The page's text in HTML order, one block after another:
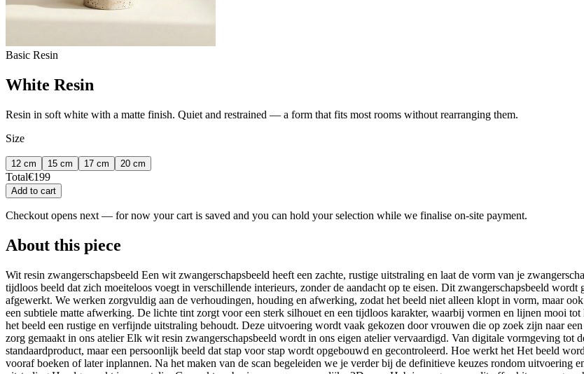
Basic Resin
White Resin
Resin in soft white with a matte finish. Quiet and restrained — a form that fits most rooms without rearranging them.
Size
12 cm 15 cm 17 cm 20 cm
Total€199
Add to cart
Checkout opens next — for now your cart is saved and you can hold your selection while we finalise on-site payment.
About this piece
Wit resin zwangerschapsbeeld Een wit zwangerschapsbeeld heeft een zachte, rustige uitstraling en laat de vorm van je
tijdloos beeld dat zich moeiteloos voegt in verschillende interieurs, zonder de aandacht op te eisen. Dit zwangerschapsbeeld
afgewerkt. We werken zorgvuldig aan de verhoudingen, houding en afwerking, zodat het beeld niet alleen klopt in vorm, maar
een subtiele matte afwerking. De lichte tint zorgt voor een sterk silhouet en een tijdloos karakter, waarbij vormen en lijnen mooi
het beeld een rustige en verfijnde uitstraling behoudt. Deze uitvoering wordt vaak gekozen door vrouwen die op zoek zijn naar
zorg gemaakt in ons atelier Elk wit resin zwangerschapsbeeld wordt in ons eigen atelier vervaardigd. Van digitale vormgeving tot
standaardproduct, maar een persoonlijk beeld dat stap voor stap wordt opgebouwd en gecontroleerd. Hoe werkt het Het beeld
vooraf boeken of later inplannen. Na het maken van de scan begeleiden we je verder bij de definitieve keuzes rondom